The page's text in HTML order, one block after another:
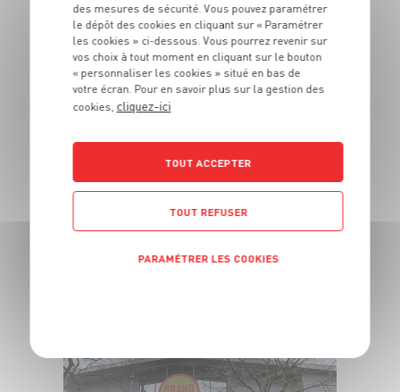
Bron Decathlon Village
(69500)
Voir ce magasin
des mesures de sécurité. Vous pouvez paramétrer
le dépôt des cookies en cliquant sur « Paramétrer
les cookies » ci-dessous. Vous pourrez revenir sur
vos choix à tout moment en cliquant sur le bouton
« personnaliser les cookies » situé en bas de
votre écran. Pour en savoir plus sur la gestion des
cookies, cliquez-ici
TOUT ACCEPTER
TOUT REFUSER
PARAMÉTRER LES COOKIES